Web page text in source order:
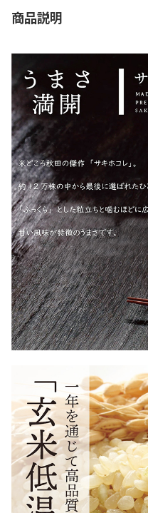
商品説明